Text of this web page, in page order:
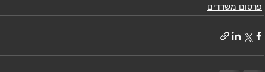
פרסום משרדים